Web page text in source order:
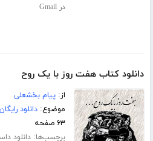
در Gmail
دانلود کتاب هفت روز با یک روح
از:پیام بخشعلی
موضوع:دانلود
۶۳ صفحه
برچسب‌ها:دانلود